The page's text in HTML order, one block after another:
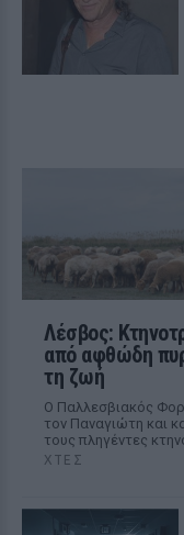
Λέσβος:
από αφθώδη
τη ζωή
Ο Παλλεσβιακός
τον Παναγιώτη και
τους πληγέντες
ΧΤΕΣ